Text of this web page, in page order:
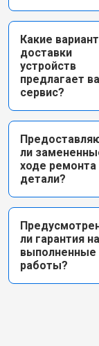
Какие
доставки
устройств
предлагает
сервис?
ли
ходе ремонта
детали?
ли гарантия на
выполненные
работы?